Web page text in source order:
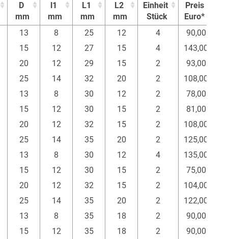
D
mm
l1
mm
L1
mm
L2
mm
Einheit
Stück
Preis
Euro*
D
l1
L1
L2
Einheit
Preis
13 8 25 12 4
90,00
15 12 27 15 4
143,00
20 12 29 15 2
93,00
25 14 32 20 2
108,00
13 8 30 12 2
78,00
15 12 30 15 2
81,00
20 12 32 15 2
108,00
25 14 35 20 2
125,00
13 8 30 12 4
135,00
15 12 30 15 2
75,00
20 12 32 15 2
104,00
25 14 35 20 2
122,00
13 8 35 18 2
90,00
15 12 35 18 2
90,00